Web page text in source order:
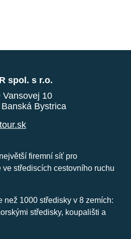
spol. s r.o.
Vansovej 10
Bystrica
firemní síť pro
střediscích cestovního ruchu
než 1000 středisky v 8 zemích:
středisky, koupališti a